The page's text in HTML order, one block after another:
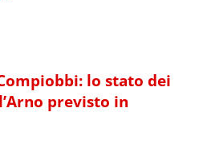
lo stato dei
previsto in